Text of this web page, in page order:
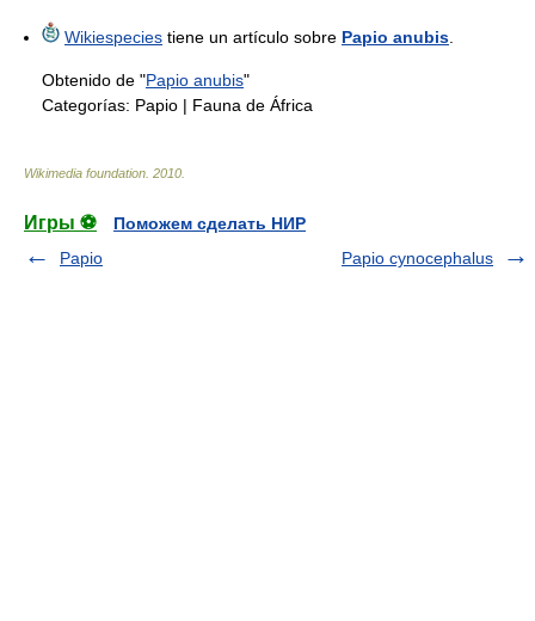
Wikiespecies tiene un artículo sobre Papio anubis
Obtenido de "Papio anubis"
Categorías: Papio | Fauna de África
Wikimedia foundation 2010
Игры ⚽
Поможем сделать НИР
Papio
Papio cynocephalus